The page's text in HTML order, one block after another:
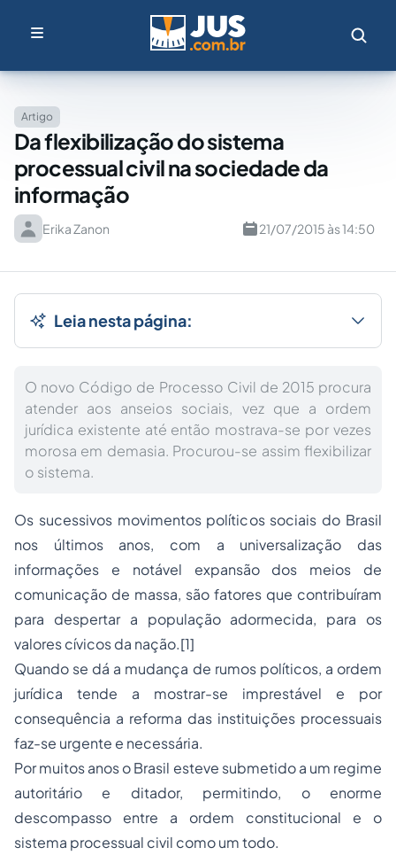
Artigo
Da flexibilização do sistema
processual civil na sociedade da
informação
Erika Zanon 21/07/2015 às 14:50
Leia nesta página:
O novo Código de Processo Civil de 2015 procura
atender aos anseios sociais, vez que a ordem
jurídica existente até então mostrava-se por vezes
morosa em demasia. Procurou-se assim flexibilizar
o sistema.
Os sucessivos movimentos políticos sociais do Brasil
nos últimos anos, com a universalização das
informações e notável expansão dos meios de
comunicação de massa, são fatores que contribuíram
para despertar a população adormecida, para os
valores cívicos da nação.[1]
Quando se dá a mudança de rumos políticos, a ordem
jurídica tende a mostrar-se imprestável e por
consequência a reforma das instituições processuais
faz-se urgente e necessária.
Por muitos anos o Brasil esteve submetido a um regime
autoritário e ditador, permitindo, o enorme
descompasso entre a ordem constitucional e o
sistema processual civil como um todo.